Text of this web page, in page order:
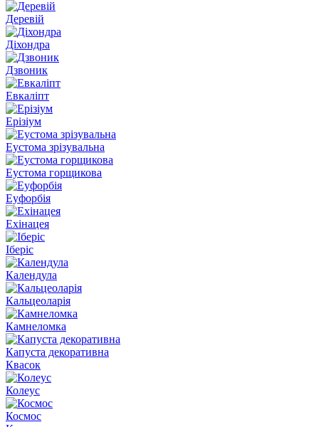
Деревій
Діхондра
Дзвоник
Евкаліпт
Ерізіум
Еустома зрізувальна
Еустома горщикова
Еуфорбія
Ехінацея
Іберіс
Календула
Кальцеоларія
Камнеломка
Капуста декоративна
Квасок
Колеус
Космос